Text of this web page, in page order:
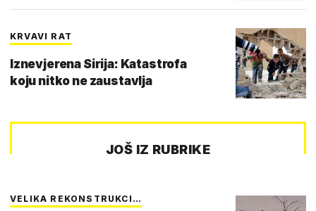
KRVAVI RAT
Iznevjerena Sirija: Katastrofa
koju nitko ne zaustavlja
JOŠ IZ RUBRIKE
VELIKA REKONSTRUKCI…